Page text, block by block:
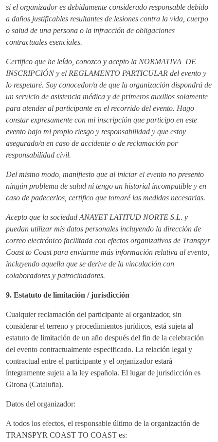
si el organizador es debidamente considerado responsable debido
a daños justificables resultantes de lesiones contra la vida, cuerpo
o salud de una persona o la infracción de obligaciones
contractuales esenciales.
Certifico que he leído, conozco y acepto la NORMATIVA DE
INSCRIPCIÓN y el REGLAMENTO PARTICULAR del evento y
lo respetaré. Soy conocedor/a de que la organización dispondrá de
un servicio de asistencia médica y de primeros auxilios solamente
para atender al participante en el recorrido del evento. Hago
constar expresamente con mi inscripción que participo en este
evento bajo mi propio riesgo y responsabilidad y que estoy
asegurado/a en caso de accidente o de reclamación por
responsabilidad civil.
Del mismo modo, manifiesto que al iniciar el evento no presento
ningún problema de salud ni tengo un historial incompatible y en
caso de padecerlos, certifico que tomaré las medidas necesarias.
Acepto que la sociedad ANAYET LATITUD NORTE S.L. y
puedan utilizar mis datos personales incluyendo la dirección de
correo electrónico facilitada con efectos organizativos de Transpyr
Coast to Coast para enviarme más información relativa al evento,
incluyendo aquella que se derive de la vinculación con
colaboradores y patrocinadores.
9. Estatuto de limitación / jurisdicción
Cualquier reclamación del participante al organizador, sin
considerar el terreno y procedimientos jurídicos, está sujeta al
estatuto de limitación de un año después del fin de la celebración
del evento contractualmente especificado. La relación legal y
contractual entre el participante y el organizador estará
íntegramente sujeta a la ley española. El lugar de jurisdicción es
Girona (Cataluña).
Datos del organizador:
A todos los efectos, el responsable último de la organización de
TRANSPYR COAST TO COAST es: